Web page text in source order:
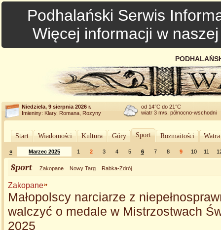
Podhalański Serwis
Więcej informacji w
Niedziela, 9 sierpnia 2026 r.
Imieniny: Klary, Romana, Rozyny
od 14°C do 21°C
wiatr 3 m/s, północno-wschodni
Start Wiadomości Kultura Góry Sport Rozmaitości
« Marzec 2025 1 2 3 4 5 6 7 8 9 10 11
Sport Zakopane Nowy Targ Rabka-Zdrój
Zakopane
Małopolscy narciarze z
walczyć o medale w Mistrzostwach
2025